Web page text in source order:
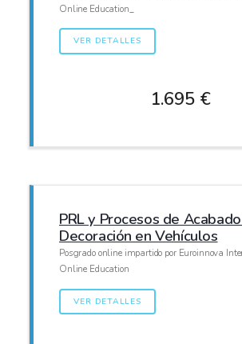
Online Education_
VER DETALLES
1.695 €
PRL y Procesos de
Decoración en Vehículos
Posgrado online impartido por Euroinnova
Online Education
VER DETALLES